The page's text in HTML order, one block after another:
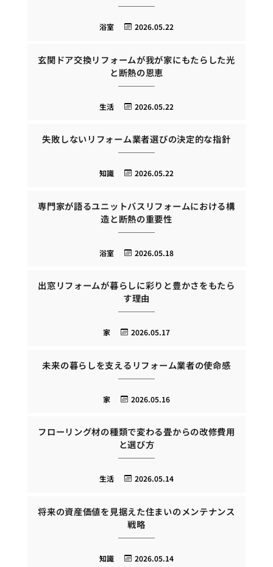
2026.05.22
浴室
玄関ドア交換リフォームが我が家にもたらした光
と断熱の恩恵
2026.05.22
生活
失敗しないリフォーム業者選びの決定的な指針
2026.05.22
知識
専門家が語るユニットバスリフォームにおける構
造と断熱の重要性
2026.05.18
浴室
出窓リフォームが暮らしに彩りと豊かさをもたら
す理由
2026.05.17
家
未来の暮らしを支えるリフォーム業者の使命感
2026.05.16
家
フローリング材の種類で変わる畳からの改修費用
と選び方
2026.05.14
生活
将来の資産価値を見据えた住まいのメンテナンス
戦略
2026.05.14
知識